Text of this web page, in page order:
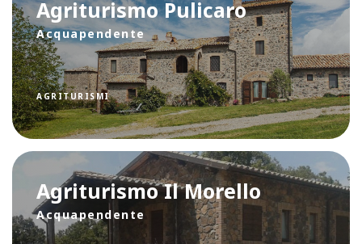
Agriturismo Pulicaro
Acquapendente
AGRITURISMI
Agriturismo Il Morello
Acquapendente